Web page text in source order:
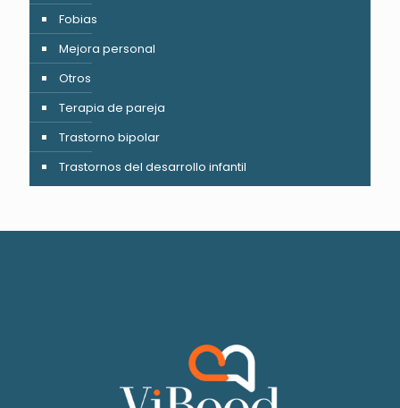
Fobias
Mejora personal
Otros
Terapia de pareja
Trastorno bipolar
Trastornos del desarrollo infantil